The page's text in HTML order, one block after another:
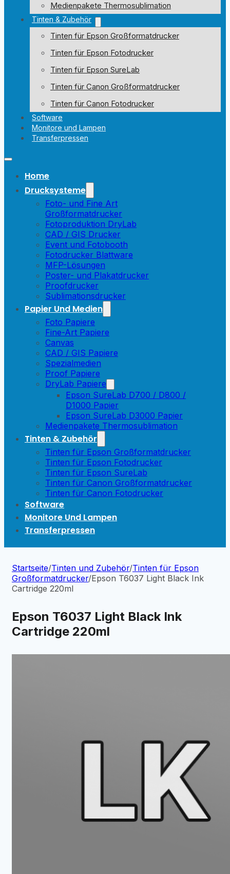
Medienpakete Thermosublimation
Tinten & Zubehör
Tinten für Epson Großformatdrucker
Tinten für Epson Fotodrucker
Tinten für Epson SureLab
Tinten für Canon Großformatdrucker
Tinten für Canon Fotodrucker
Software
Monitore und Lampen
Transferpressen
Home
Drucksysteme
Foto- und Fine Art
Großformatdrucker
Fotoproduktion DryLab
CAD / GIS Drucker
Event und Fotobooth
Fotodrucker Blattware
MFP-Lösungen
Poster- und Plakatdrucker
Proofdrucker
Sublimationsdrucker
Papier Und Medien
Foto Papiere
Fine-Art Papiere
Canvas
CAD / GIS Papiere
Spezialmedien
Proof Papiere
DryLab Papiere
Epson SureLab D700 / D800 /
D1000 Papier
Epson SureLab D3000 Papier
Medienpakete Thermosublimation
Tinten & Zubehör
Tinten für Epson Großformatdrucker
Tinten für Epson Fotodrucker
Tinten für Epson SureLab
Tinten für Canon Großformatdrucker
Tinten für Canon Fotodrucker
Software
Monitore Und Lampen
Transferpressen
Startseite/Tinten und Zubehör/Tinten für Epson
Großformatdrucker/Epson T6037 Light Black Ink
Cartridge 220ml
Epson T6037 Light Black Ink
Cartridge 220ml